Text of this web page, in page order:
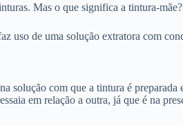
Mas o que significa a tintura-mãe?
uso de uma solução extratora com
solução com que a tintura é
em relação a outra, já que é na